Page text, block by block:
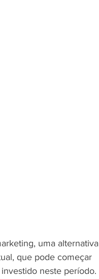
uma alternativa
que pode começar
neste período.